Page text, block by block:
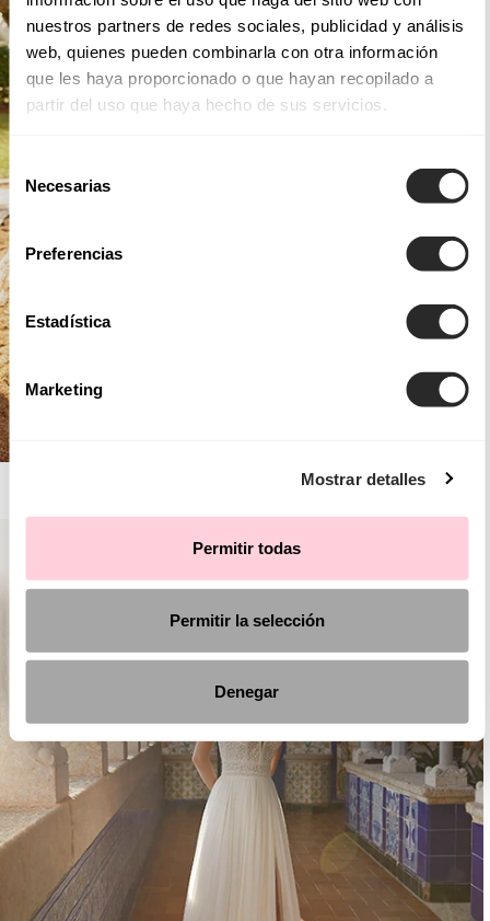
nuestros partners de redes sociales, publicidad y análisis
web, quienes pueden combinarla con otra información
que les haya proporcionado o que hayan recopilado a
partir del uso que haya hecho de sus servicios.
Selección
de
consentimiento
Necesarias
Preferencias
Estadística
Marketing
Mostrar detalles
Permitir todas
Permitir la selección
Denegar